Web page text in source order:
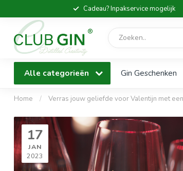
Cadeau? Inpakservice mogelijk
Alle categorieën Gin Geschenken
Home / Verras jouw geliefde voor Valentijn met
17
JAN
2023